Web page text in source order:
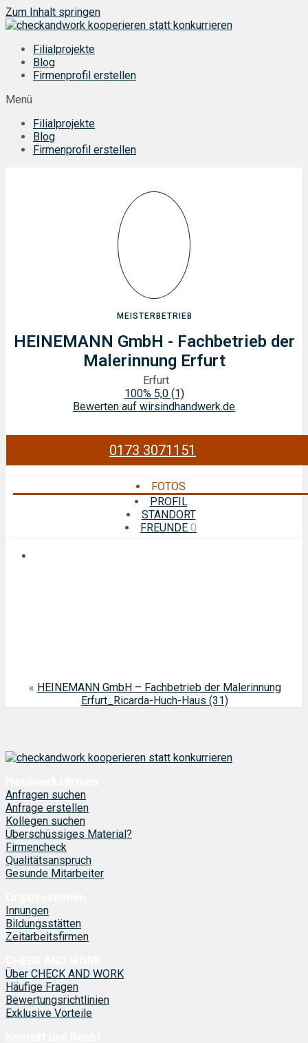
Zum Inhalt springen
Filialprojekte
Blog
Firmenprofil erstellen
Menü
Filialprojekte
Blog
Firmenprofil erstellen
MEISTERBETRIEB
HEINEMANN GmbH - Fachbetrieb der
Malerinnung Erfurt
Erfurt
100% 5,0 (1)
Bewerten auf wirsindhandwerk.de
0173 3071151
FOTOS
PROFIL
STANDORT
FREUNDE 0
« HEINEMANN GmbH – Fachbetrieb der Malerinnung
Erfurt_Ricarda-Huch-Haus (31)
Anfragen suchen
Anfrage erstellen
Kollegen suchen
Überschüssiges Material?
Firmencheck
Qualitätsanspruch
Gesunde Mitarbeiter
Innungen
Bildungsstätten
Zeitarbeitsfirmen
Über CHECK AND WORK
Häufige Fragen
Bewertungsrichtlinien
Exklusive Vorteile